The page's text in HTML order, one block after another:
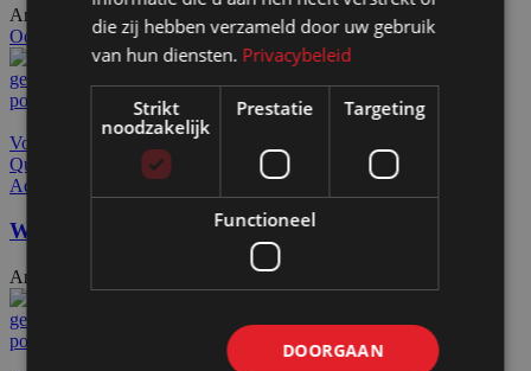
Artikelnummer: 11102 Excl. BTW
Ook te huur
Voeg toe aan offerteaanvraag
Quick view
Add to wishlist
Wand zwart op wielen HxB156x145cm
Artikelnummer: 11111
die zij hebben verzameld door uw gebruik
van hun diensten. Privacybeleid
Strikt
noodzakelijk
Prestatie Targeting
Functioneel
DOORGAAN